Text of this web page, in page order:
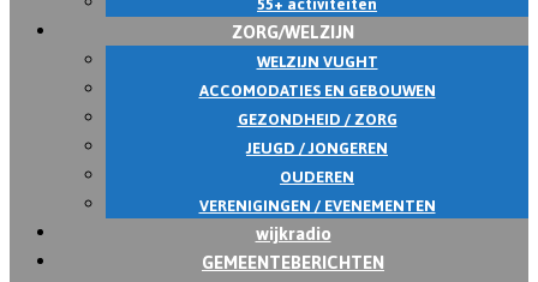
ZORG/WELZIJN
WELZIJN VUGHT
ACCOMODATIES EN GEBOUWEN
GEZONDHEID / ZORG
JEUGD / JONGEREN
OUDEREN
VERENIGINGEN / EVENEMENTEN
wijkradio
GEMEENTEBERICHTEN